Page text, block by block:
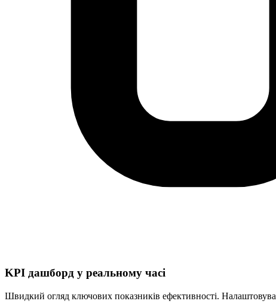
KPI дашборд у реальному часі
Швидкий огляд ключових показників ефективності.